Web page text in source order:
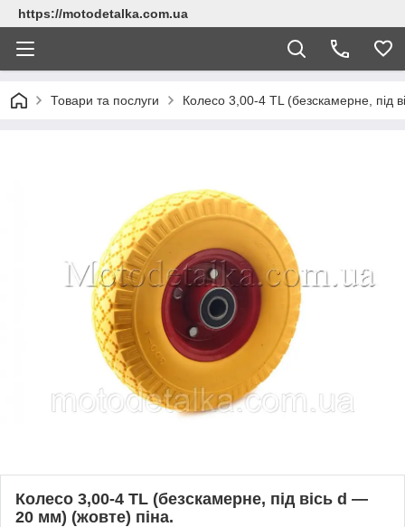
https://motodetalka.com.ua
Товари та послуги Колесо 3,00-4 TL (безскамерне, під
Колесо 3,00-4 TL (безскамерне, під вісь d —
20 мм) (жовте) піна.